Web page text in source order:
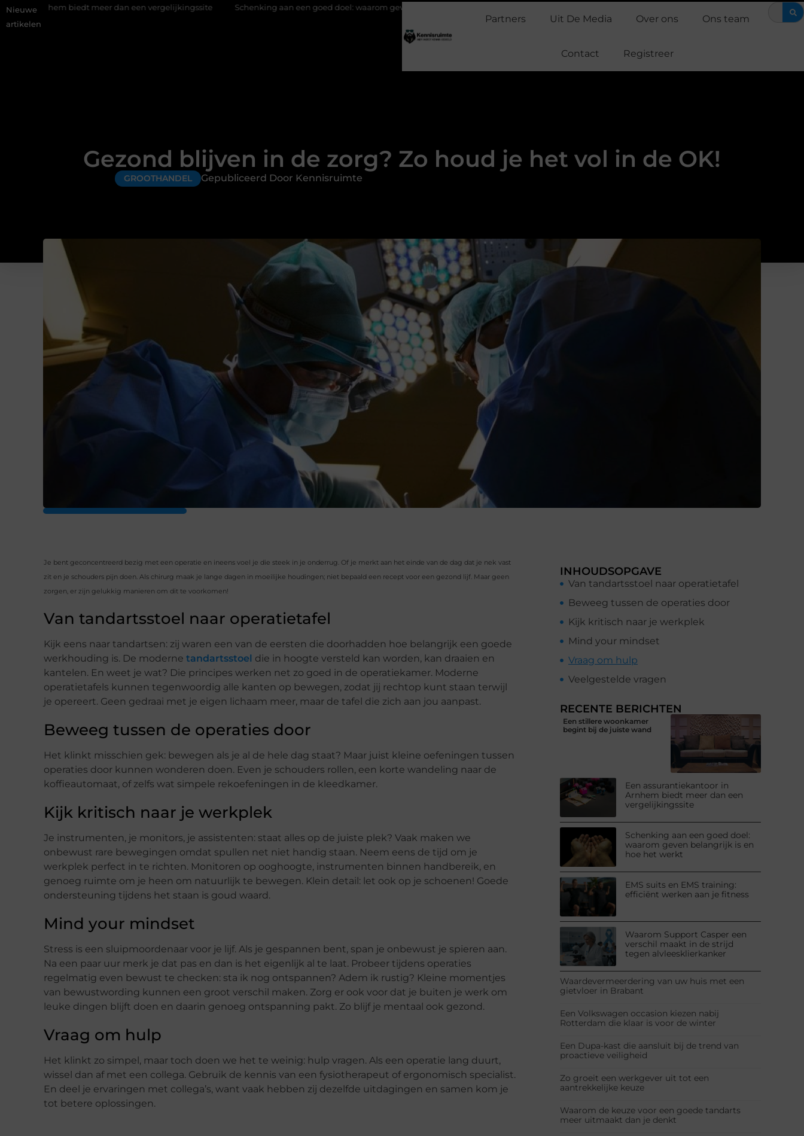
Nieuwe
artikelen
meer dan een vergelijkingssite Schenking aan een goed doel: waarom geven belangrijk is en hoe het werkt Waarom Support
Partners Uit De Media Over ons Ons team
Contact Registreer
Gezond blijven in de zorg? Zo houd je het vol in de OK!
GROOTHANDEL Gepubliceerd Door Kennisruimte
Je bent geconcentreerd bezig met een operatie en ineens voel je die steek in je onderrug. Of je merkt aan het einde van de dag dat je nek vast
zit en je schouders pijn doen. Als chirurg maak je lange dagen in moeilijke houdingen; niet bepaald een recept voor een gezond lijf. Maar geen
zorgen, er zijn gelukkig manieren om dit te voorkomen!
Van tandartsstoel naar operatietafel
Kijk eens naar tandartsen: zij waren een van de eersten die doorhadden hoe belangrijk een goede
werkhouding is. De moderne tandartsstoel die in hoogte versteld kan worden, kan draaien en
kantelen. En weet je wat? Die principes werken net zo goed in de operatiekamer. Moderne
operatietafels kunnen tegenwoordig alle kanten op bewegen, zodat jij rechtop kunt staan terwijl
je opereert. Geen gedraai met je eigen lichaam meer, maar de tafel die zich aan jou aanpast.
Beweeg tussen de operaties door
Het klinkt misschien gek: bewegen als je al de hele dag staat? Maar juist kleine oefeningen tussen
operaties door kunnen wonderen doen. Even je schouders rollen, een korte wandeling naar de
koffieautomaat, of zelfs wat simpele rekoefeningen in de kleedkamer.
Kijk kritisch naar je werkplek
Je instrumenten, je monitors, je assistenten: staat alles op de juiste plek? Vaak maken we
onbewust rare bewegingen omdat spullen net niet handig staan. Neem eens de tijd om je
werkplek perfect in te richten. Monitoren op ooghoogte, instrumenten binnen handbereik, en
genoeg ruimte om je heen om natuurlijk te bewegen. Klein detail: let ook op je schoenen! Goede
ondersteuning tijdens het staan is goud waard.
Mind your mindset
Stress is een sluipmoordenaar voor je lijf. Als je gespannen bent, span je onbewust je spieren aan.
Na een paar uur merk je dat pas en dan is het eigenlijk al te laat. Probeer tijdens operaties
regelmatig even bewust te checken: sta ik nog ontspannen? Adem ik rustig? Kleine momentjes
van bewustwording kunnen een groot verschil maken. Zorg er ook voor dat je buiten je werk om
leuke dingen blijft doen en daarin genoeg ontspanning pakt. Zo blijf je mentaal ook gezond.
Vraag om hulp
Het klinkt zo simpel, maar toch doen we het te weinig: hulp vragen. Als een operatie lang duurt,
wissel dan af met een collega. Gebruik de kennis van een fysiotherapeut of ergonomisch specialist.
En deel je ervaringen met collega’s, want vaak hebben zij dezelfde uitdagingen en samen kom je
tot betere oplossingen.
INHOUDSOPGAVE
Van tandartsstoel naar operatietafel
Beweeg tussen de operaties door
Kijk kritisch naar je werkplek
Mind your mindset
Vraag om hulp
Veelgestelde vragen
RECENTE BERICHTEN
Een stillere woonkamer
begint bij de juiste wand
Een assurantiekantoor in
Arnhem biedt meer dan een
vergelijkingssite
Schenking aan een goed doel:
waarom geven belangrijk is en
hoe het werkt
EMS suits en EMS training:
efficiënt werken aan je fitness
Waarom Support Casper een
verschil maakt in de strijd
tegen alvleesklierkanker
Waardevermeerdering van uw huis met een
gietvloer in Brabant
Een Volkswagen occasion kiezen nabij
Rotterdam die klaar is voor de winter
Een Dupa-kast die aansluit bij de trend van
proactieve veiligheid
Zo groeit een werkgever uit tot een
aantrekkelijke keuze
Waarom de keuze voor een goede tandarts
meer uitmaakt dan je denkt